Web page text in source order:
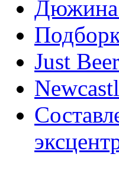
Дюжина
Just